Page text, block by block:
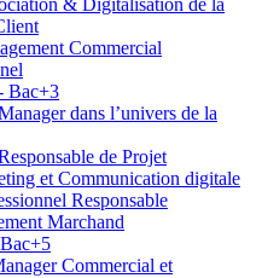
& Digitalisation de la
Commercial
Bac+3
dans l’univers de la
de Projet
et Communication digitale
Responsable
Marchand
Commercial et